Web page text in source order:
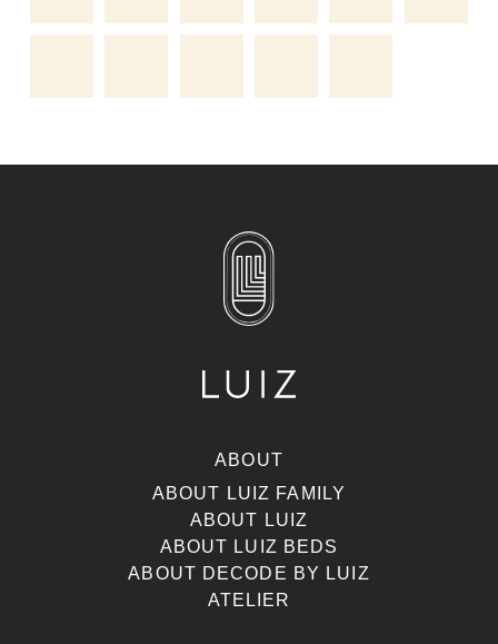
ABOUT
ABOUT LUIZ FAMILY
ABOUT LUIZ
ABOUT LUIZ BEDS
ABOUT DECODE BY LUIZ
ATELIER